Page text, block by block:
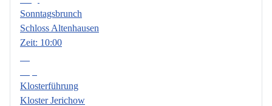
Sonntagsbrunch
Schloss Altenhausen
Zeit: 10:00
Klosterführung
Kloster Jerichow